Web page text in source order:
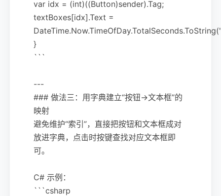
var idx = (int)((Button)sender).Tag;
textBoxes[idx].Text =
}
```
---
### 做法三：用字典建立“按钮→文本框”的
映射
避免维护“索引”，直接把按钮和文本框成对
放进字典，点击时按键查找对应文本框即
可。
C# 示例：
```csharp